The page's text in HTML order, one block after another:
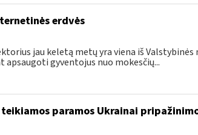
erdvės
jau keletą metų yra viena iš Valstybinės
gyventojus nuo mokesčių...
paramos Ukrainai